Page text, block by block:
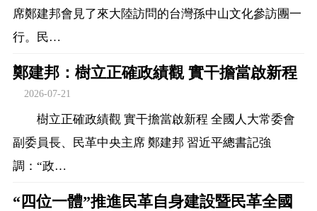
席鄭建邦會見了來大陸訪問的台灣孫中山文化參訪團一
行。民…
鄭建邦：樹立正確政績觀 實干擔當啟新程
2026-07-21
樹立正確政績觀 實干擔當啟新程 全國人大常委會
副委員長、民革中央主席 鄭建邦 習近平總書記強
調：“政…
“四位一體”推進民革自身建設暨民革全國